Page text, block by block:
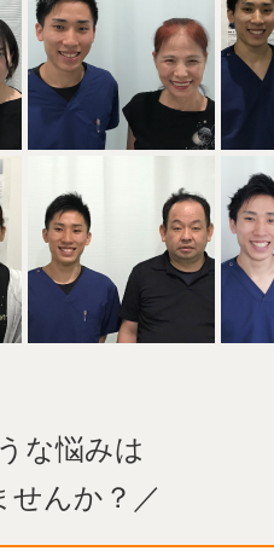
な悩みは
せんか？／